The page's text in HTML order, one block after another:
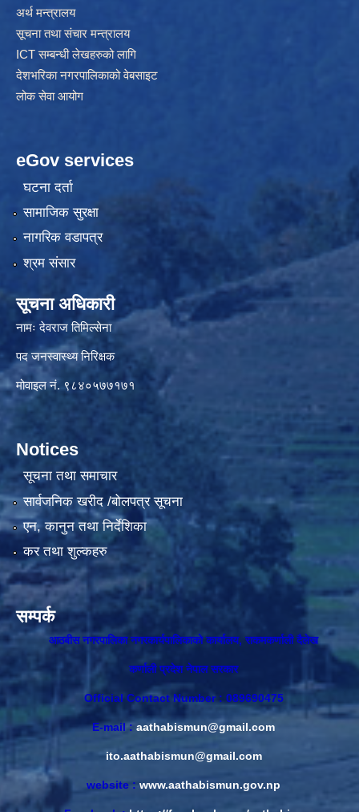
अर्थ मन्त्रालय
सूचना तथा संचार मन्त्रालय
ICT सम्बन्धी लेखहरुको लागि
देशभरिका नगरपालिकाको वेबसाइट
लोक सेवा आयोग
eGov services
घटना दर्ता
सामाजिक सुरक्षा
नागरिक वडापत्र
श्रम संसार
सूचना अधिकारी
नामः देवराज तिमिल्सेना
पद जनस्वास्थ्य निरिक्षक
मोवाइल नं. ९८४०५७७१७१
Notices
सूचना तथा समाचार
सार्वजनिक खरीद /बोलपत्र सूचना
एन, कानुन तथा निर्देशिका
कर तथा शुल्कहरु
सम्पर्क
आठबीस नगरपालिका नगरकार्यपालिकाकाे कार्यालय, राकमकर्णाली दैलेख
कर्णाली प्रदेश नेपाल सरकार
Official Contact Number : 089690475
E-mail : aathabismun@gmail.com
ito.aathabismun@gmail.com
website : www.aathabismun.gov.np